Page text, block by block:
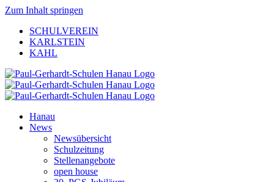
Zum Inhalt springen
SCHULVEREIN
KARLSTEIN
KAHL
Hanau
News
Newsübersicht
Schulzeitung
Stellenangebote
open house